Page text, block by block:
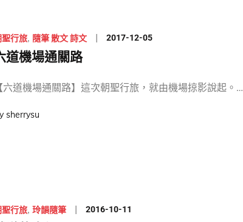
聖行旅 隨筆 散文 詩文
Posted
2017-12-05
道機場通關路
【六道機場通關路】這次朝聖行旅，就由機場掠影說起。…
sherrysu
聖行旅 玲韻隨筆
Posted
2016-10-11